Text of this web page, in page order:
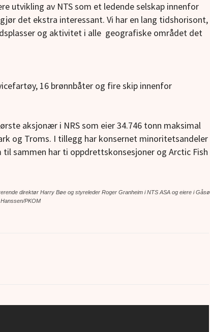
utvikling av NTS som et ledende selskap innenfor
det ekstra interessant. Vi har en lang tidshorisont,
og aktivitet i alle geografiske området det
16 brønnbåter og fire skip innenfor
aksjonær i NRS som eier 34.746 tonn maksimal
og Troms. I tillegg har konsernet minoritetsandeler
sammen har ti oppdrettskonsesjoner og Arctic Fish
direktør Harry Bøe og styreleder Roger Granheim i NTS ASA og eiere i Gåsø
PKOM